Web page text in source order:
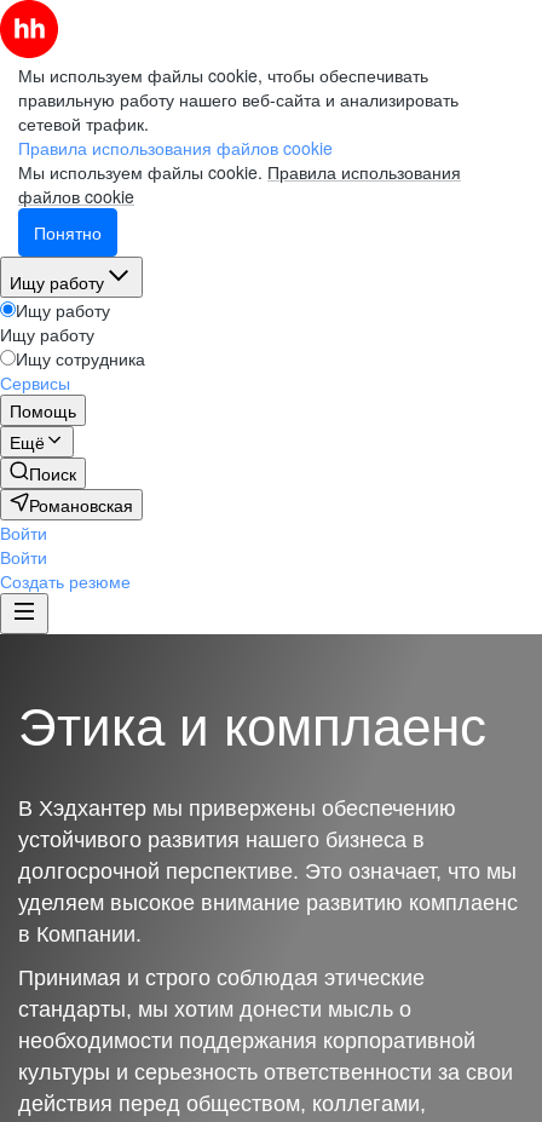
Мы используем файлы cookie, чтобы обеспечивать
правильную работу нашего веб-сайта и анализировать
сетевой трафик.
Правила использования файлов cookie
Мы используем файлы cookie. Правила использования
файлов cookie
Понятно
Ищу работу
Ищу работу
Ищу работу
Ищу сотрудника
Сервисы
Помощь
Ещё
Поиск
Романовская
Войти
Войти
Создать резюме
Этика и комплаенс
В Хэдхантер мы привержены обеспечению
устойчивого развития нашего бизнеса в
долгосрочной перспективе. Это означает, что мы
уделяем высокое внимание развитию комплаенс
в Компании.
Принимая и строго соблюдая этические
стандарты, мы хотим донести мысль о
необходимости поддержания корпоративной
культуры и серьезность ответственности за свои
действия перед обществом, коллегами,